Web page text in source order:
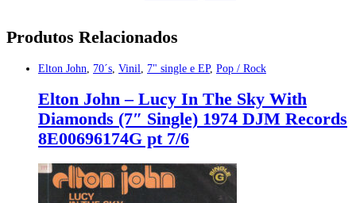
quantidade
Produtos Relacionados
Elton John 70´s Vinil 7" single e EP, Pop / Rock
Elton John – Lucy In The Sky With
Diamonds (7″ Single) 1974 DJM Records
8E00696174G pt 7/6